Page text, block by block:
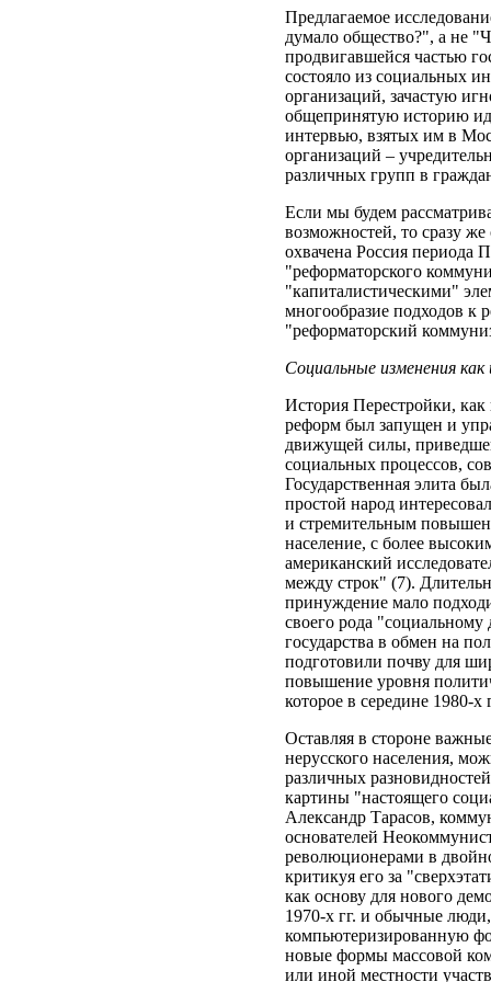
Предлагаемое
думало общество?", а не
продвигавшейся частью
состояло из социальных
организаций, зачастую
общепринятую историю
интервью, взятых им в
организаций –
различных групп в
Если мы будем
возможностей, то сразу
охвачена Россия периода
"реформаторского
"капиталистическими"
многообразие подходов к
"реформаторский
Социальные изменения
История Перестройки, как
реформ был запущен и
движущей силы,
социальных процессов,
Государственная элита
простой народ
и стремительным
население, с более
американский
между строк" (7).
принуждение мало
своего рода
государства в обмен на
подготовили почву для
повышение уровня
которое в середине 1980-
Оставляя в стороне
нерусского населения,
различных
картины "настоящего
Александр Тарасов,
основателей
революционерами в
критикуя его за
как основу для нового
1970-х гг. и обычные
компьютеризированную
новые формы массовой
или иной местности